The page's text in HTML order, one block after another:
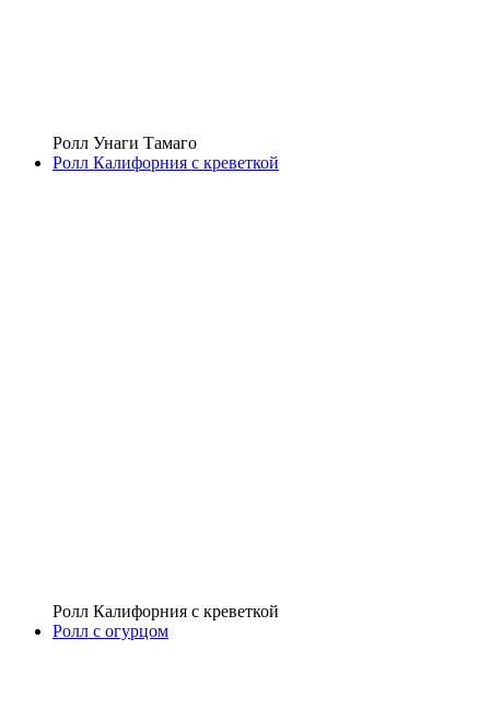
Ролл Унаги Тамаго
Ролл Калифорния с креветкой
Ролл Калифорния с креветкой
Ролл с огурцом